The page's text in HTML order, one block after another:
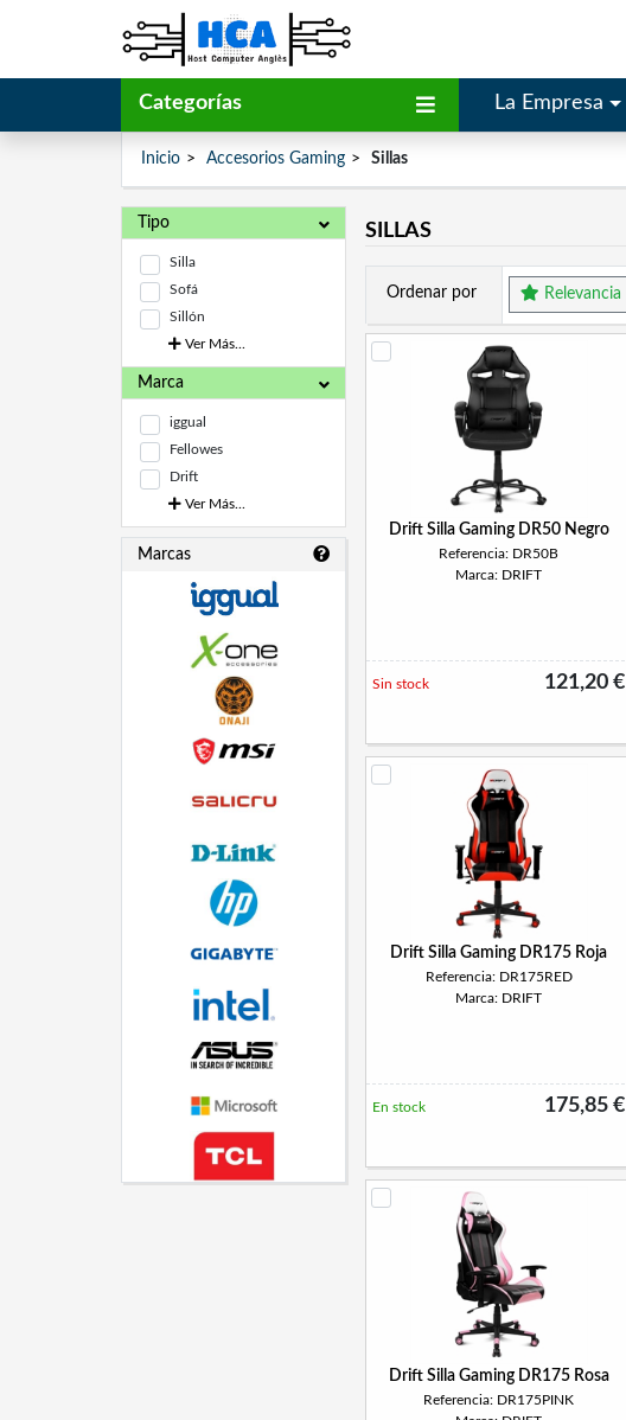
Categorías La Empresa
Inicio Accesorios Gaming Sillas
Tipo
Silla
Sofá
Sillón
Ver Más...
Marca
iggual
Fellowes
Drift
Ver Más...
Marcas
SILLAS
Ordenar por Relevancia
Drift Silla Gaming DR50 Negro
Referencia: DR50B
Marca: DRIFT
121,20 €
Sin stock
Drift Silla Gaming DR175 Roja
Referencia: DR175RED
Marca: DRIFT
175,85 €
En stock
Drift Silla Gaming DR175 Rosa
Referencia: DR175PINK